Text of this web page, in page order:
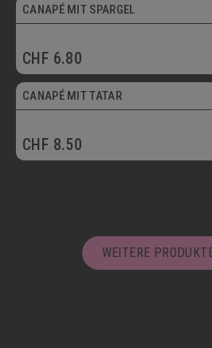
CANAPÉ MIT SPARGEL
CHF 6.80
CANAPÉ MIT TATAR
CHF 8.50
WEITERE